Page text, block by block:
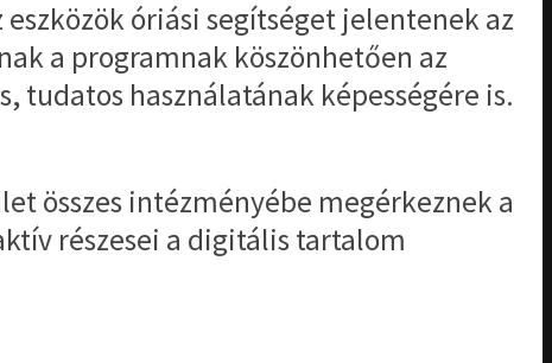
óriási segítséget jelentenek az
a programnak köszönhetően az
tudatos használatának képességére is.
összes intézményébe megérkeznek a
részesei a digitális tartalom